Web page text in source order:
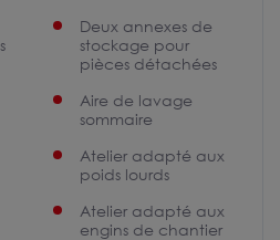
Deux annexes de
stockage pour
pièces détachées
Aire de lavage
sommaire
Atelier adapté aux
poids lourds
Atelier adapté aux
engins de chantier